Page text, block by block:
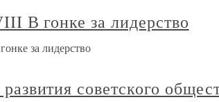
В гонке за лидерство
за лидерство
советского